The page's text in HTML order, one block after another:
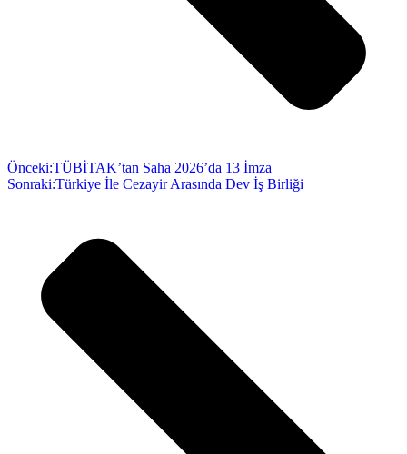
Önceki:TÜBİTAK’tan Saha 2026’da 13 İmza
Sonraki:Türkiye İle Cezayir Arasında Dev İş Birliği